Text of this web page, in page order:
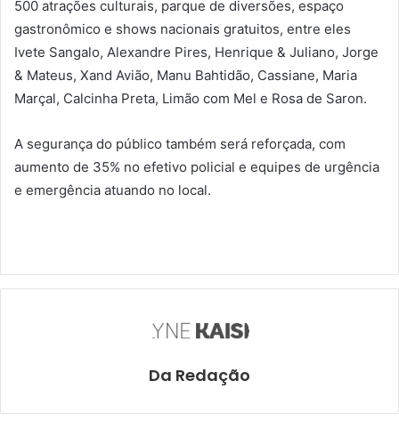
500 atrações culturais, parque de diversões, espaço
gastronômico e shows nacionais gratuitos, entre eles
Ivete Sangalo, Alexandre Pires, Henrique & Juliano, Jorge
& Mateus, Xand Avião, Manu Bahtidão, Cassiane, Maria
Marçal, Calcinha Preta, Limão com Mel e Rosa de Saron.
A segurança do público também será reforçada, com
aumento de 35% no efetivo policial e equipes de urgência
e emergência atuando no local.
Da Redação